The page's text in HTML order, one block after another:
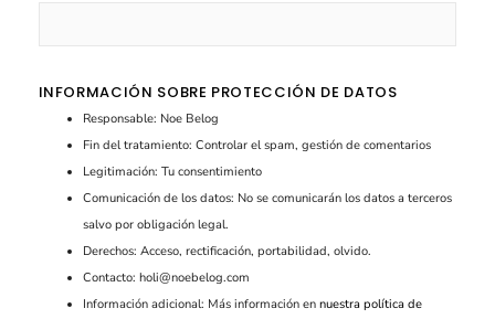
INFORMACIÓN SOBRE PROTECCIÓN DE DATOS
Responsable: Noe Belog
Fin del tratamiento: Controlar el spam, gestión de comentarios
Legitimación: Tu consentimiento
Comunicación de los datos: No se comunicarán los datos a terceros
salvo por obligación legal.
Derechos: Acceso, rectificación, portabilidad, olvido.
Contacto: holi@noebelog.com
Información adicional: Más información en nuestra política de